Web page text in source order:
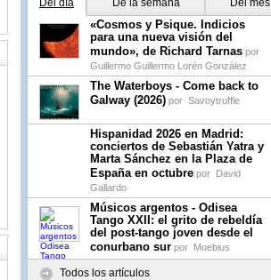
Del día De la semana Del mes
«Cosmos y Psique. Indicios
para una nueva visión del
mundo», de Richard Tarnas por
Guillermo Guillermo Lorén González
The Waterboys - Come back to
Galway (2026) por Savoytruffle
Hispanidad 2026 en Madrid:
conciertos de Sebastián Yatra y
Marta Sánchez en la Plaza de
España en octubre por David
Gallardo
Músicos argentos - Odisea
Tango XXII: el grito de rebeldía
del post-tango joven desde el
conurbano sur por Moebius
Todos los artículos